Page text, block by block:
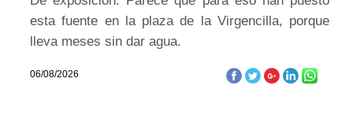
esta fuente en la plaza de la Virgencilla, porque
lleva meses sin dar agua.
06/08/2026